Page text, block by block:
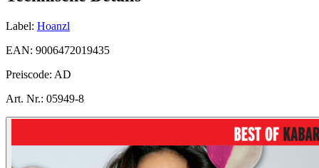
Label: Hoanzl
EAN: 9006472019435
Preiscode: AD
Art. Nr.: 05949-8